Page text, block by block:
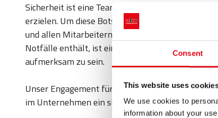
Consent
This website uses
We use cookies to
information about your
Sicherheit ist eine Teamangelegenheit: Jeder von
erzielen. Um diese Botschaft noch zu
und allen Mitarbeitern ein Erste-Hilfe-Set
Notfälle enthält, ist eine weitere Möglichkeit, uns
aufmerksam zu sein.
Unser Engagement für die Sicherheit hört hier
im Unternehmen ein sicherer Tag für alle ist.